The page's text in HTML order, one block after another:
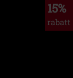
15%
rabatt